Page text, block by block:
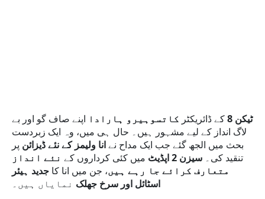
ٹیکن 8 کے ڈائریکٹر کاتسوہیرو ہارادا اپنے صاف گو اور بے
لاگ انداز کے لیے مشہور ہیں۔ حال ہی میں، وہ ایک زبردست
بحث میں الجھ گئے جب ایک مداح نےانا ولیمز کے نئے ڈیزائن پر
تنقید کی۔ سیزن 2 اپڈیٹ میں کئی کرداروں کے نئے انداز
متعارف کرائے جا رہے ہیں، جن میں انا کا جدید ہیئر
اسٹائل اور سرخ جھلک نمایاں ہیں۔